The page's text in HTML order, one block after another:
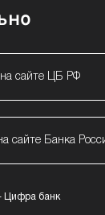
сайте ЦБ РФ
сайте Банка
Цифра банк